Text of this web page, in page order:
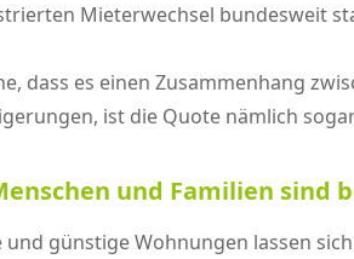
Mieterwechsel bundesweit
dass es einen Zusammenhang
ist die Quote nämlich
und Familien sind
günstige Wohnungen lassen